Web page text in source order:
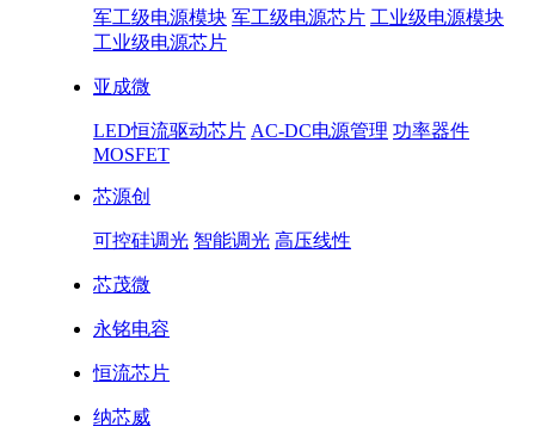
军工级电源模块 军工级电源芯片 工业级电源模块
工业级电源芯片
亚成微
LED恒流驱动芯片 AC-DC电源管理 功率器件
MOSFET
芯源创
可控硅调光 智能调光 高压线性
芯茂微
永铭电容
恒流芯片
纳芯威